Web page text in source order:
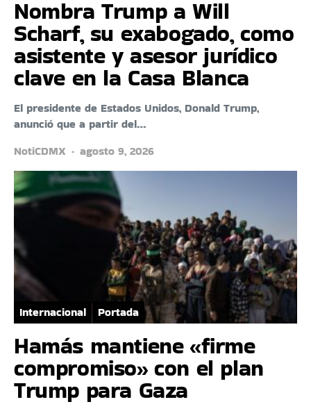
Nombra Trump a Will
Scharf, su exabogado, como
asistente y asesor jurídico
clave en la Casa Blanca
El presidente de Estados Unidos, Donald Trump,
anunció que a partir del…
NotiCDMX
agosto 9, 2026
Internacional Portada
Hamás mantiene «firme
compromiso» con el plan
Trump para Gaza